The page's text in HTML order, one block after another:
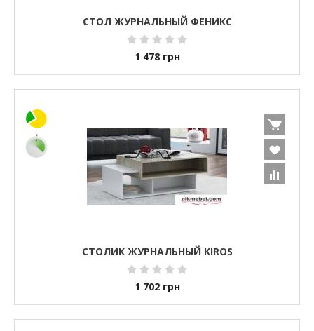
СТОЛ ЖУРНАЛЬНЫЙ ФЕНИКС
1 478 грн
СТОЛИК ЖУРНАЛЬНЫЙ KIROS
1 702 грн